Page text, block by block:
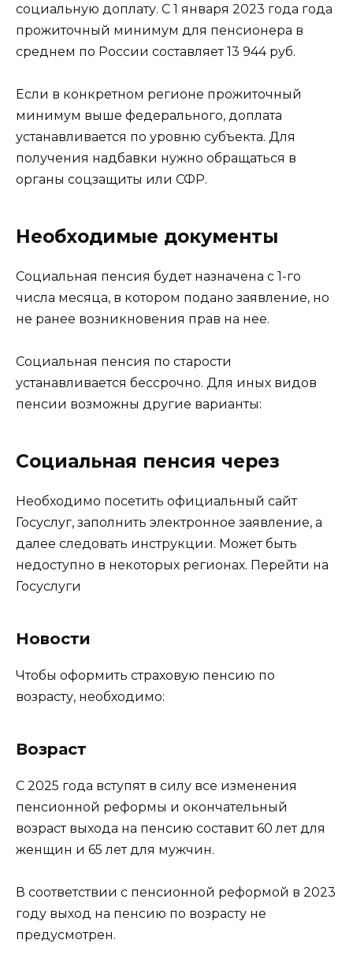
социальную доплату. С 1 января 2023 года года
прожиточный минимум для пенсионера в
среднем по России составляет 13 944 руб.
Если в конкретном регионе прожиточный
минимум выше федерального, доплата
устанавливается по уровню субъекта. Для
получения надбавки нужно обращаться в
органы соцзащиты или СФР.
Необходимые документы
Социальная пенсия будет назначена с 1-го
числа месяца, в котором подано заявление, но
не ранее возникновения прав на нее.
Социальная пенсия по старости
устанавливается бессрочно. Для иных видов
пенсии возможны другие варианты:
Социальная пенсия через
Необходимо посетить официальный сайт
Госуслуг, заполнить электронное заявление, а
далее следовать инструкции. Может быть
недоступно в некоторых регионах. Перейти на
Госуслуги
Новости
Чтобы оформить страховую пенсию по
возрасту, необходимо:
Возраст
С 2025 года вступят в силу все изменения
пенсионной реформы и окончательный
возраст выхода на пенсию составит 60 лет для
женщин и 65 лет для мужчин.
В соответствии с пенсионной реформой в 2023
году выход на пенсию по возрасту не
предусмотрен.